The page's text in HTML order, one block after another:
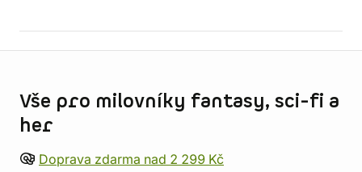
Vše pro milovníky fantasy, sci-fi a
her
Doprava zdarma nad 2 299 Kč